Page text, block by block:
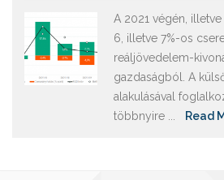
A 2021 végén,
6, illetve 7%-os
reáljövedelem-
gazdaságból. A
alakulásával
többnyire ...
Read